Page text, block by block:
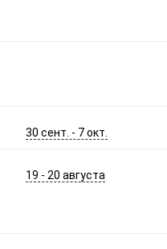
30 сент. - 7 окт.
19 - 20 августа